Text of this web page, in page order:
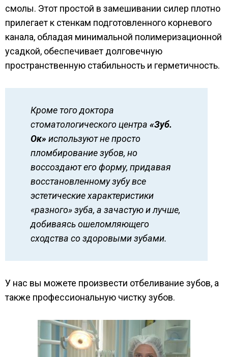
смолы. Этот простой в замешивании силер плотно
прилегает к стенкам подготовленного корневого
канала, обладая минимальной полимеризационной
усадкой, обеспечивает долговечную
пространственную стабильность и герметичность.
Кроме того доктора
стоматологического центра «Зуб.
Ок» используют не просто
пломбирование зубов, но
воссоздают его форму, придавая
восстановленному зубу все
эстетические характеристики
«разного» зуба, а зачастую и лучше,
добиваясь ошеломляющего
сходства со здоровыми зубами.
У нас вы можете произвести отбеливание зубов, а
также профессиональную чистку зубов.